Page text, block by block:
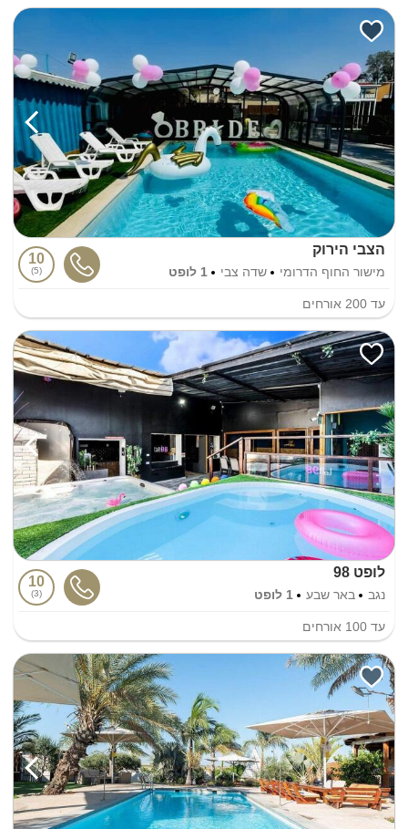
הצבי הירוק
מישור החוף הדרומי שדה צבי 1 לופט
10
5
עד 200 אורחים
לופט 98
נגב באר שבע 1 לופט
10
3
עד 100 אורחים